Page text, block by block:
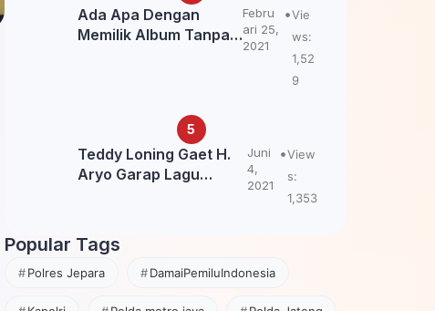
Ada Apa Dengan
Memilik Album Tanpa
Febru
ari 25,
2021
Vie
ws:
1,52
9
Teddy Loning Gaet H.
Aryo Garap Lagu
Juni
4,
2021
View
s:
1,353
Popular Tags
Polres Jepara DamaiPemiluIndonesia